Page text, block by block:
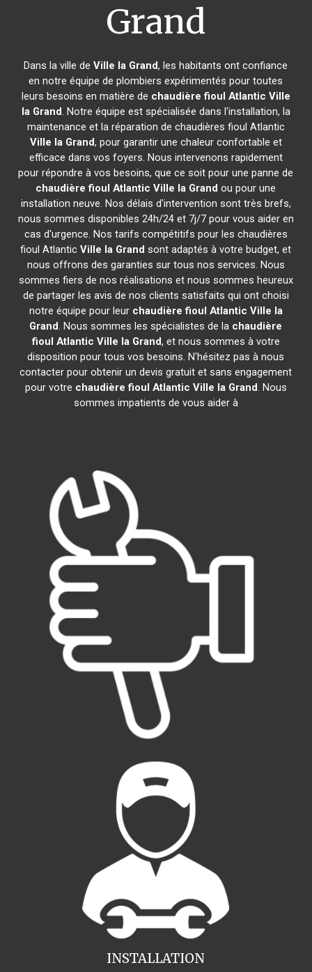
Grand
Dans la ville deVille la Grand, les habitants ont confiance
en notre équipe de plombiers expérimentés pour toutes
leurs besoins en matière de chaudière fioul Atlantic Ville
la Grand. Notre équipe est spécialisée dans l'installation, la
maintenance et la réparation de chaudières fioul Atlantic
Ville la Grand, pour garantir une chaleur confortable et
efficace dans vos foyers. Nous intervenons rapidement
pour répondre à vos besoins, que ce soit pour une panne de
chaudière fioul Atlantic Ville la Grand ou pour une
installation neuve. Nos délais d'intervention sont très brefs,
nous sommes disponibles 24h/24 et 7j/7 pour vous aider en
cas d'urgence. Nos tarifs compétitifs pour les chaudières
fioul AtlanticVille la Grand sont adaptés à votre budget, et
nous offrons des garanties sur tous nos services. Nous
sommes fiers de nos réalisations et nous sommes heureux
de partager les avis de nos clients satisfaits qui ont choisi
notre équipe pour leur chaudière fioul Atlantic Ville la
Grand. Nous sommes les spécialistes de la chaudière
fioul Atlantic Ville la Grand, et nous sommes à votre
disposition pour tous vos besoins. N'hésitez pas à nous
contacter pour obtenir un devis gratuit et sans engagement
pour votre chaudière fioul Atlantic Ville la Grand. Nous
sommes impatients de vous aider à
INSTALLATION